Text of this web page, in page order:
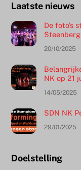
Laatste nieuws
De foto’s
20/10/2025
NK op 21
14/05/2025
SDN NK
29/01/2025
Doelstelling